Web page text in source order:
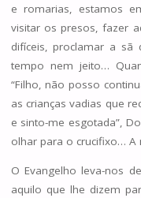
e romarias, estamos
visitar os presos, fazer
difíceis, proclamar a sã
tempo nem jeito…
“Filho, não posso
as crianças vadias que
e sinto-me esgotada”,
olhar para o crucifixo… A
O Evangelho leva-nos
aquilo que lhe dizem